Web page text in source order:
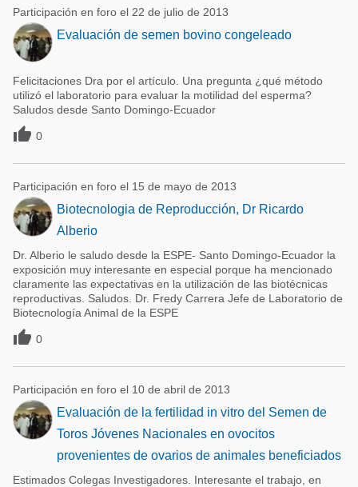
Participación en foro el 22 de julio de 2013
Evaluación de semen bovino congeleado
Felicitaciones Dra por el artículo. Una pregunta ¿qué método
utilizó el laboratorio para evaluar la motilidad del esperma?
Saludos desde Santo Domingo-Ecuador
 0
Participación en foro el 15 de mayo de 2013
Biotecnologia de Reproducción, Dr Ricardo
Alberio
Dr. Alberio le saludo desde la ESPE- Santo Domingo-Ecuador la
exposición muy interesante en especial porque ha mencionado
claramente las expectativas en la utilización de las biotécnicas
reproductivas. Saludos. Dr. Fredy Carrera Jefe de Laboratorio de
Biotecnología Animal de la ESPE
 0
Participación en foro el 10 de abril de 2013
Evaluación de la fertilidad in vitro del Semen de
Toros Jóvenes Nacionales en ovocitos
provenientes de ovarios de animales beneficiados
Estimados Colegas Investigadores. Interesante el trabajo, en